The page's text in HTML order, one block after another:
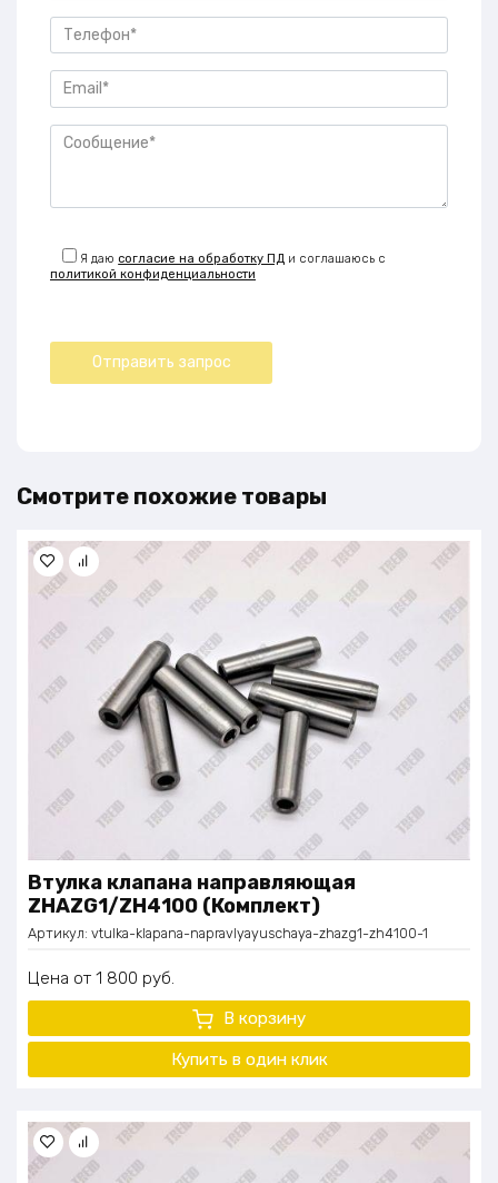
Я даюсогласие на обработку ПД и соглашаюсь с
политикой конфиденциальности
Смотрите похожие товары
Втулка клапана направляющая
ZHAZG1/ZH4100 (Комплект)
Артикул: vtulka-klapana-napravlyayuschaya-zhazg1-zh4100-1
Цена 1 800 руб.
В корзину
Купить в один клик